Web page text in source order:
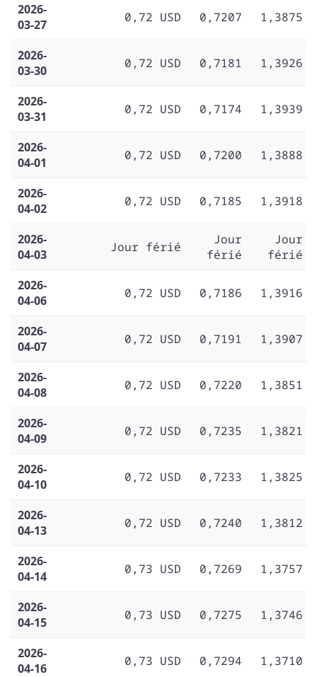
2026-
03-27
0,72 USD 0,7207 1,3875
2026-
03-30
0,72 USD 0,7181 1,3926
2026-
03-31
0,72 USD 0,7174 1,3939
2026-
04-01
0,72 USD 0,7200 1,3888
2026-
04-02
0,72 USD 0,7185 1,3918
2026-
04-03
Jour férié
Jour
férié
Jour
férié
2026-
04-06
0,72 USD 0,7186 1,3916
2026-
04-07
0,72 USD 0,7191 1,3907
2026-
04-08
0,72 USD 0,7220 1,3851
2026-
04-09
0,72 USD 0,7235 1,3821
2026-
04-10
0,72 USD 0,7233 1,3825
2026-
04-13
0,72 USD 0,7240 1,3812
2026-
04-14
0,73 USD 0,7269 1,3757
2026-
04-15
0,73 USD 0,7275 1,3746
2026-
04-16
0,73 USD 0,7294 1,3710